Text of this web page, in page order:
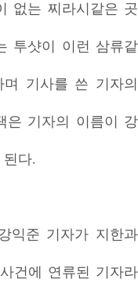
없는 찌라시같은 곳
투샷이 이런 삼류같
기사를 쓴 기자의
은 기자의 이름이 강
된다.
익준 기자가 지한과
건에 연류된 기자라